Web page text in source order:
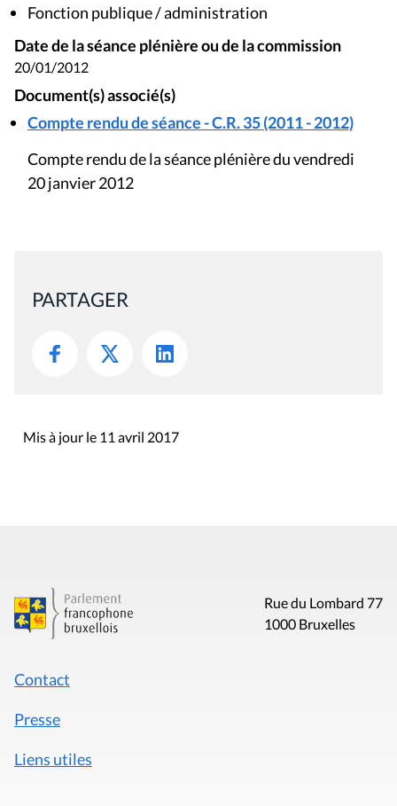
Fonction publique / administration
Date de la séance plénière ou de la commission
20/01/2012
Document(s) associé(s)
Compte rendu de séance - C.R. 35 (2011 - 2012)
Compte rendu de la séance plénière du vendredi
20 janvier 2012
PARTAGER
Mis à jour le 11 avril 2017
Rue du Lombard 77
1000 Bruxelles
Contact
Presse
Liens utiles